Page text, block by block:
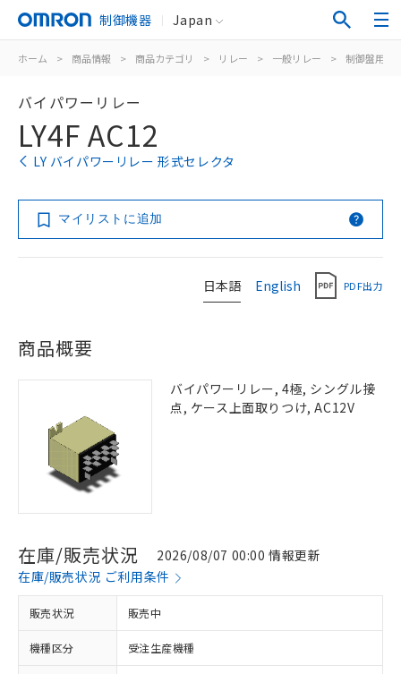
制御機器 Japan
ホーム > 商品情報 > 商品カテゴリ > リレー > 一般リレー > 制御盤用
バイパワーリレー
LY4F AC12
LY バイパワーリレー 形式セレクタ
マイリストに追加
日本語 English PDF出力
商品概要
バイパワーリレー, 4極, シングル接
点, ケース上面取りつけ, AC12V
在庫/販売状況
2026/08/07 00:00 情報更新
在庫/販売状況 ご利用条件
販売状況 販売中
機種区分 受注生産機種